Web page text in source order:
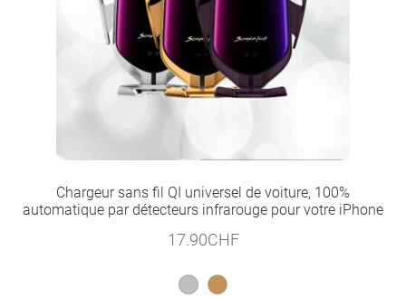
Chargeur sans fil QI universel de voiture, 100%
automatique par détecteurs infrarouge pour votre iPhone
17.90CHF